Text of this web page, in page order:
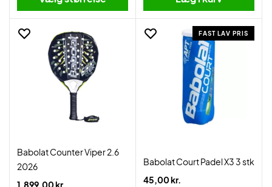
Babolat Counter Viper 2.6
2026
1.899,00 kr.
FAST LAV PRIS
Babolat Court Padel X3 3 stk
45,00 kr.